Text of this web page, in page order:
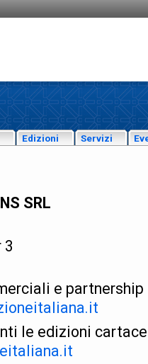
Edizioni Servizi
SRL
3
e partnership
le edizioni